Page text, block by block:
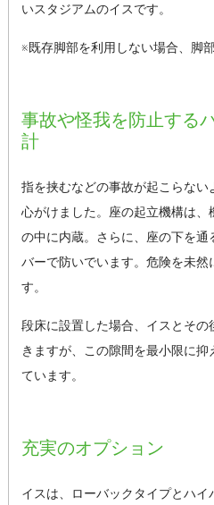
いスタジアムのイスです。
※既存脚部を利用しない場合、脚
事故や怪我を防止する
計
指を挟むなどの事故が起こらな
心がけました。座の起立機構は
の中に内蔵。さらに、座の下を通
バーで防いでいます。危険を未
す。
段床に設置した場合、イスとそ
きますが、この隙間を最小限に
ています。
充実のオプション
イスは、ローバックタイプとハ